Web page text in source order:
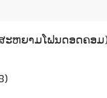
ສະຫຍາມໂຟນດອດຄອມ)